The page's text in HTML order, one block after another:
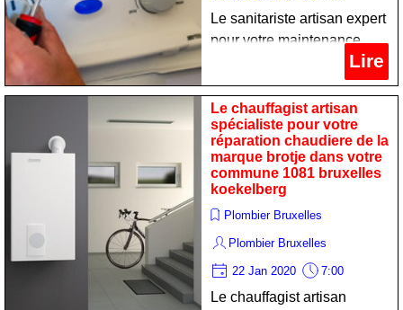
Le sanitariste artisan expert
pour votre maintenance
calorifère de la marque
vaillant dans votre
commune 1081 bruxelles
koekelberg
Lire
Le chauffagist artisan
spécialiste pour votre
réparation chaudiere de la
marque brotje dans votre
commune 1081 bruxelles
koekelberg
Plombier Bruxelles
Plombier Bruxelles
22 Jan 2020 7:00
Le chauffagist artisan